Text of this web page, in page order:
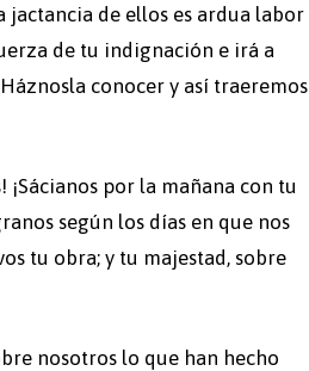
jactancia de ellos es ardua labor
de tu indignación e irá a
conocer y así traeremos
¡Sácianos por la mañana con tu
según los días en que nos
tu obra; y tu majestad, sobre
nosotros lo que han hecho